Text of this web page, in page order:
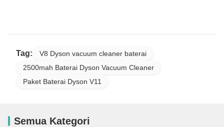
Tag:
V8 Dyson vacuum cleaner baterai
2500mah Baterai Dyson Vacuum Cleaner
Paket Baterai Dyson V11
Semua Kategori